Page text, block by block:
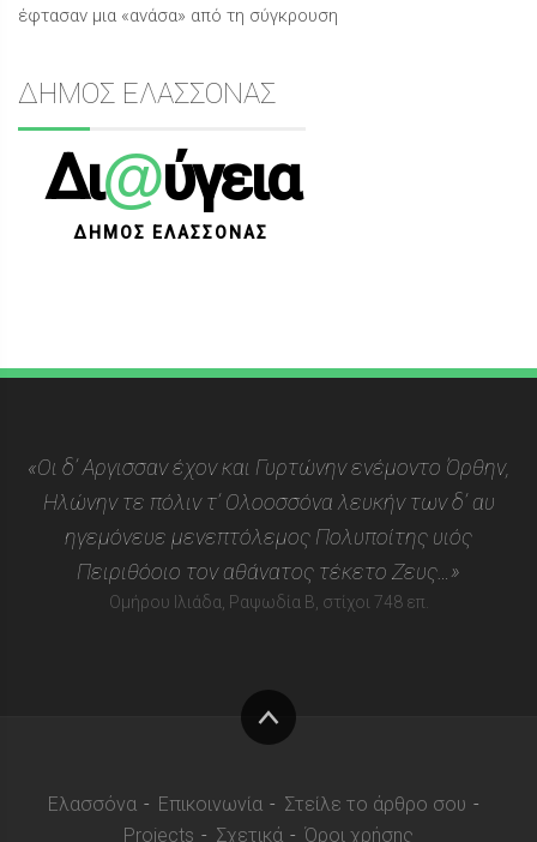
έφτασαν μια «ανάσα» από τη σύγκρουση
ΔΗΜΟΣ ΕΛΑΣΣΟΝΑΣ
Δι@ύγεια
ΔΗΜΟΣ ΕΛΑΣΣΟΝΑΣ
«Οι δ’ Αργισσαν έχον και Γυρτώνην ενέμοντο Όρθην,
Ηλώνην τε πόλιν τ’ Ολοοσσόνα λευκήν των δ’ αυ
ηγεμόνευε μενεπτόλεμος Πολυποίτης υιός
Πειριθόοιο τον αθάνατος τέκετο Ζευς…»
Ομήρου Ιλιάδα, Ραψωδία Β, στίχοι 748 επ.
Ελασσόνα Επικοινωνία
Στείλε το άρθρο σου
Projects
Σχετικά Όροι χρήσης